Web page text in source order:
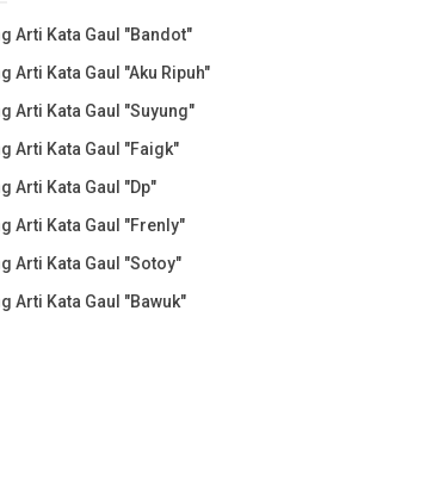
Arti Kata Gaul "Bandot"
Arti Kata Gaul "Aku Ripuh"
Arti Kata Gaul "Suyung"
Arti Kata Gaul "Faigk"
Arti Kata Gaul "Dp"
Arti Kata Gaul "Frenly"
Arti Kata Gaul "Sotoy"
Arti Kata Gaul "Bawuk"